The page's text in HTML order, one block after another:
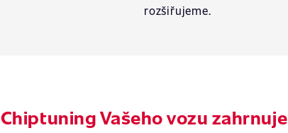
rozšiřujeme.
Chiptuning Vašeho vozu zahrnuje